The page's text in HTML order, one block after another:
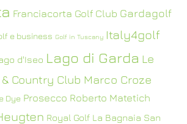
Franciacorta Golf Club Gardagolf
e business Golf in Tuscany Italy4golf
d'Iseo Lago di Garda Le
Country Club Marco Croze
Dye Prosecco Roberto Matetich
Royal Golf La Bagnaia San